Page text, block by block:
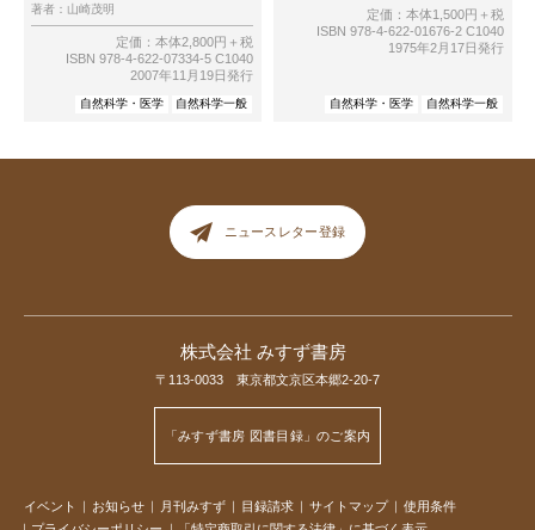
著者： 山崎茂明
定価：本体2,800円＋税
ISBN 978-4-622-07334-5 C1040
2007年11月19日発行
自然科学・医学 自然科学一般
定価：本体1,500円＋税
ISBN 978-4-622-01676-2 C1040
1975年2月17日発行
自然科学・医学 自然科学一般
ニュースレター登録
株式会社 みすず書房
〒113-0033 東京都文京区本郷2-20-7
「みすず書房 図書目録」のご案内
イベント お知らせ 月刊みすず 目録請求 サイトマップ
使用条件